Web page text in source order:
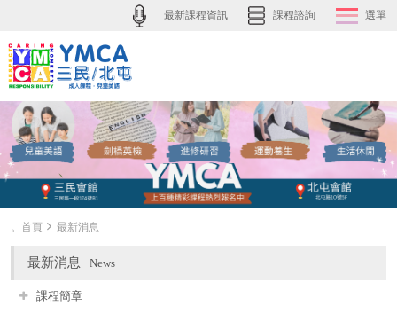
最新課程資訊 課程諮詢 選單
。首頁 最新消息
最新消息 News
課程簡章